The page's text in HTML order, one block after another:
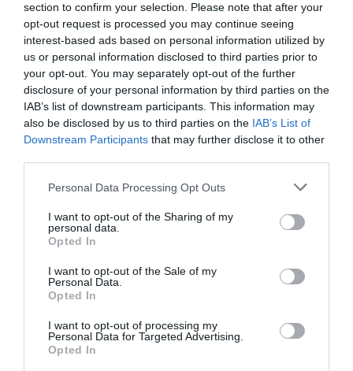
section to confirm your selection. Please note that after your
opt-out request is processed you may continue seeing
interest-based ads based on personal information utilized by
us or personal information disclosed to third parties prior to
your opt-out. You may separately opt-out of the further
disclosure of your personal information by third parties on the
IAB’s list of downstream participants. This information may
also be disclosed by us to third parties on the IAB’s List of
Downstream Participants that may further disclose it to other
Please note that this website/app uses one or more Google
not limited to your visit or usage behaviour. You may click to
grant or deny consent to Google and its third-party tags to
use your data for below specified purposes in below Google
consent section.
Personal Data Processing Opt Outs
I want to opt-out of the Sharing of my
personal data.
Opted In
I want to opt-out of the Sale of my
Personal Data.
Opted In
I want to opt-out of processing my
Personal Data for Targeted Advertising.
Opted In
Hawass, il Ponte e le Piramidi: l’egittologo ha capito
meglio dei contabili cosa vuol...
27 Giugno 2026
Emma, l’AI italiana finita nel tritacarne: la sovranità
tecnologica è una strada in salita
27 Giugno 2026